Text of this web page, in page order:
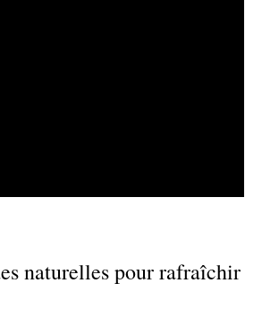
naturelles pour rafraîchir